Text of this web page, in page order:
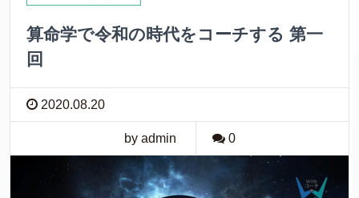
算命学で令和の時代をコーチする 第一
回
2020.08.20
by admin 0